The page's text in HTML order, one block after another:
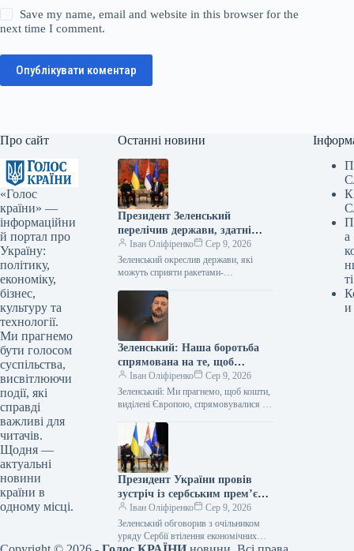
Save my name, email and website in this browser for the
next time I comment.
Опублікувати коментар
Про сайт
«Голос
країни» —
інформаційни
й портал про
Україну:
політику,
економіку,
бізнес,
культуру та
технології.
Ми прагнемо
бути голосом
суспільства,
висвітлюючи
події, які
справді
важливі для
читачів.
Щодня —
актуальні
новини
країни в
одному місці.
Останні новини
Президент Зеленський
перелічив держави, здатні
надати підтримку у вигляді
ракет-перехоплювачів.
Іван Оліфіренко
Сер 9, 2026
Зеленський окреслив держави, які
можуть сприяти ракетами-
Укрінформ Польща та Німеччина
мають потенціал надавати Україні
ракети-перехоплювачі для систем…
Зеленський: Наша боротьба
спрямована на те, щоб
європейські фінанси були
використані для оборонних
ініціатив в Україні.
Іван Оліфіренко
Сер 9, 2026
Зеленський: Ми прагнемо, щоб кошти,
виділені Європою, спрямовувалися на
15:47 Укрінформ Фінансова допомога,
надана європейськими…
Президент України провів
зустріч із сербським прем’єр-
міністром щодо втілення
бізнес-ініціатив.
Іван Оліфіренко
Сер 9, 2026
Зеленський обговорив з очільником
уряду Сербії втілення економічних
а
ті
и